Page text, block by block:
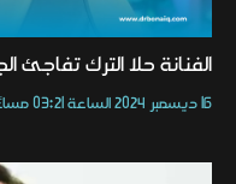
الفنانة حلا الترك تفاجئ
16 ديسمبر 2024 الساعة 03:21 مساءً